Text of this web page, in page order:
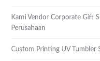
Kami Vendor Corporate Gift
Perusahaan
Custom Printing UV Tumbler